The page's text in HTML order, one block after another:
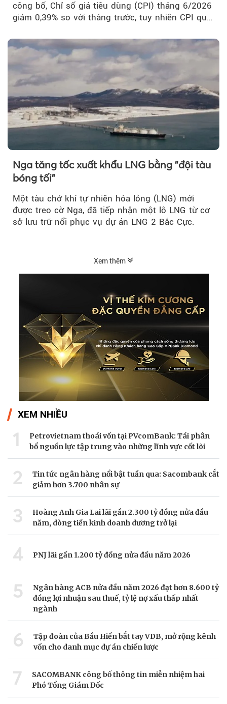
công bố, Chỉ số giá tiêu dùng (CPI) tháng 6/2026
giảm 0,39% so với tháng trước, tuy nhiên CPI quý
Nga tăng tốc xuất khẩu LNG bằng "đội tàu
bóng tối"
Một tàu chở khí tự nhiên hóa lỏng (LNG) mới
được treo cờ Nga, đã tiếp nhận một lô LNG từ cơ
sở lưu trữ nổi phục vụ dự án LNG 2 Bắc Cực.
Xem thêm
XEM NHIỀU
1
Petrovietnam thoái vốn tại PVcomBank: Tái phân
bổ nguồn lực tập trung vào những lĩnh vực cốt lõi
2
Tin tức ngân hàng nổi bật tuần qua: Sacombank cắt
giảm hơn 3.700 nhân sự
3
Hoàng Anh Gia Lai lãi gần 2.300 tỷ đồng nửa đầu
năm, dòng tiền kinh doanh dương trở lại
4 PNJ lãi gần 1.200 tỷ đồng nửa đầu năm 2026
5
Ngân hàng ACB nửa đầu năm 2026 đạt hơn 8.600 tỷ
đồng lợi nhuận sau thuế, tỷ lệ nợ xấu thấp nhất
ngành
6
Tập đoàn của Bầu Hiển bắt tay VDB, mở rộng kênh
vốn cho danh mục dự án chiến lược
7
SACOMBANK công bố thông tin miễn nhiệm hai
Phó Tổng Giám Đốc